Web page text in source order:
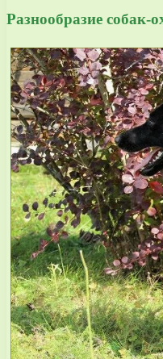
Разнообразие собак-